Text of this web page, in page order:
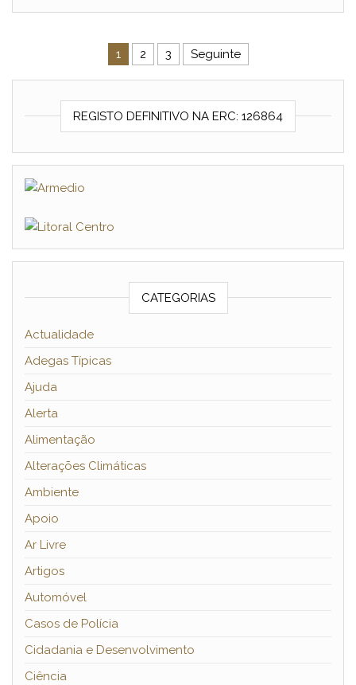
Navegação de artigos
1 2 3 Seguinte
REGISTO DEFINITIVO NA ERC: 126864
CATEGORIAS
Actualidade
Adegas Típicas
Ajuda
Alerta
Alimentação
Alterações Climáticas
Ambiente
Apoio
Ar Livre
Artigos
Automóvel
Casos de Polícia
Cidadania e Desenvolvimento
Ciência